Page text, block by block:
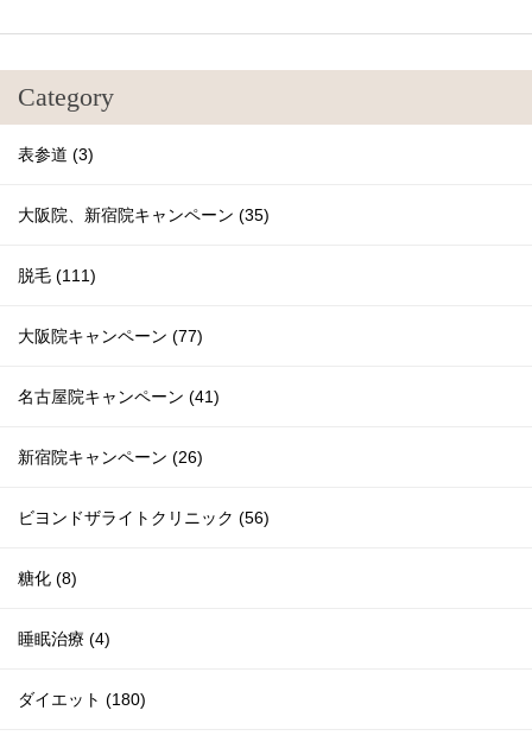
Category
表参道 (3)
大阪院、新宿院キャンペーン (35)
脱毛 (111)
大阪院キャンペーン (77)
名古屋院キャンペーン (41)
新宿院キャンペーン (26)
ビヨンドザライトクリニック (56)
糖化 (8)
睡眠治療 (4)
ダイエット (180)